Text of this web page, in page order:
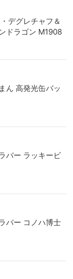
デグレチャフ＆
ドラゴン M1908
ん 高発光缶バッ
バー ラッキービ
バー コノハ博士